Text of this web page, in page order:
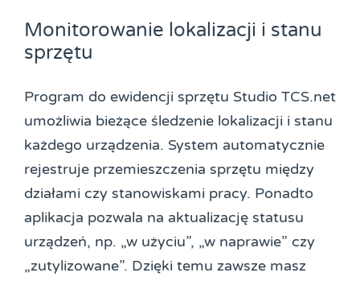
Monitorowanie lokalizacji i stanu
sprzętu
Program do ewidencji sprzętu Studio TCS.net
umożliwia bieżące śledzenie lokalizacji i stanu
każdego urządzenia. System automatycznie
rejestruje przemieszczenia sprzętu między
działami czy stanowiskami pracy. Ponadto
aplikacja pozwala na aktualizację statusu
urządzeń, np. „w użyciu”, „w naprawie” czy
„zutylizowane”. Dzięki temu zawsze masz